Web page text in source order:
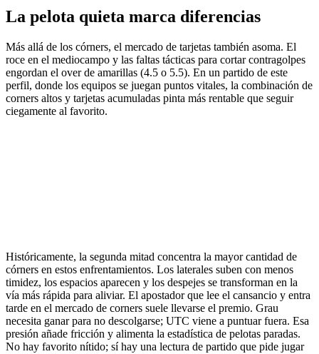
La pelota quieta marca diferencias
Más allá de los córners, el mercado de tarjetas también asoma. El
roce en el mediocampo y las faltas tácticas para cortar contragolpes
engordan el over de amarillas (4.5 o 5.5). En un partido de este
perfil, donde los equipos se juegan puntos vitales, la combinación de
corners altos y tarjetas acumuladas pinta más rentable que seguir
ciegamente al favorito.
Históricamente, la segunda mitad concentra la mayor cantidad de
córners en estos enfrentamientos. Los laterales suben con menos
timidez, los espacios aparecen y los despejes se transforman en la
vía más rápida para aliviar. El apostador que lee el cansancio y entra
tarde en el mercado de corners suele llevarse el premio. Grau
necesita ganar para no descolgarse; UTC viene a puntuar fuera. Esa
presión añade fricción y alimenta la estadística de pelotas paradas.
No hay favorito nítido; sí hay una lectura de partido que pide jugar